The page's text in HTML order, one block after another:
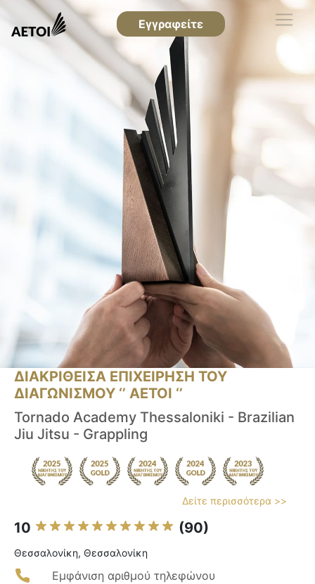
Εγγραφείτε
ΔΙΑΚΡΙΘΕΙΣΑ ΕΠΙΧΕΙΡΗΣΗ ΤΟΥ
ΔΙΑΓΩΝΙΣΜΟΥ ‘’ ΑΕΤΟΙ ‘’
Tornado Academy Thessaloniki - Brazilian
Jiu Jitsu - Grappling
Δείτε περισσότερα >>
10 (90)
Θεσσαλονίκη, Θεσσαλονίκη
Εμφάνιση αριθμού τηλεφώνου